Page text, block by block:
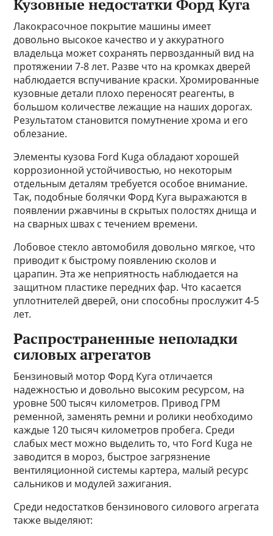
Кузовные недостатки Форд Куга
Лакокрасочное покрытие машины имеет
довольно высокое качество и у аккуратного
владельца может сохранять первозданный вид на
протяжении 7-8 лет. Разве что на кромках дверей
наблюдается вспучивание краски. Хромированные
кузовные детали плохо переносят реагенты, в
большом количестве лежащие на наших дорогах.
Результатом становится помутнение хрома и его
облезание.
Элементы кузова Ford Kuga обладают хорошей
коррозионной устойчивостью, но некоторым
отдельным деталям требуется особое внимание.
Так, подобные болячки Форд Куга выражаются в
появлении ржавчины в скрытых полостях днища и
на сварных швах с течением времени.
Лобовое стекло автомобиля довольно мягкое, что
приводит к быстрому появлению сколов и
царапин. Эта же неприятность наблюдается на
защитном пластике передних фар. Что касается
уплотнителей дверей, они способны прослужит 4-5
лет.
Распространенные неполадки
силовых агрегатов
Бензиновый мотор Форд Куга отличается
надежностью и довольно высоким ресурсом, на
уровне 500 тысяч километров. Привод ГРМ
ременной, заменять ремни и ролики необходимо
каждые 120 тысяч километров пробега. Среди
слабых мест можно выделить то, что Ford Kuga не
заводится в мороз, быстрое загрязнение
вентиляционной системы картера, малый ресурс
сальников и модулей зажигания.
Среди недостатков бензинового силового агрегата
также выделяют: